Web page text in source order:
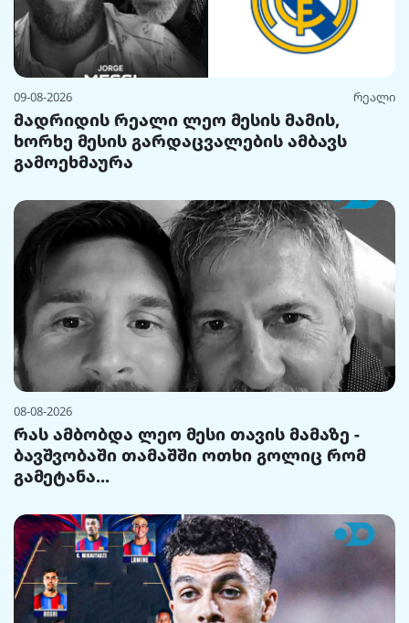
09-08-2026 რეალი
მადრიდის რეალი ლეო მესის მამის,
ხორხე მესის გარდაცვალების ამბავს
გამოეხმაურა
08-08-2026
რას ამბობდა ლეო მესი თავის მამაზე -
ბავშვობაში თამაშში ოთხი გოლიც რომ
გამეტანა...